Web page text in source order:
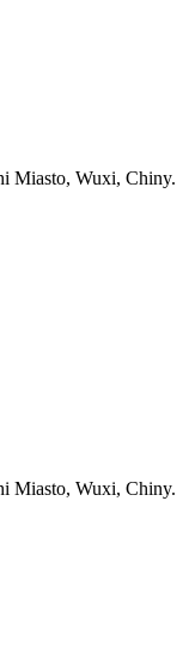
Miasto, Wuxi, Chiny.
Miasto, Wuxi, Chiny.